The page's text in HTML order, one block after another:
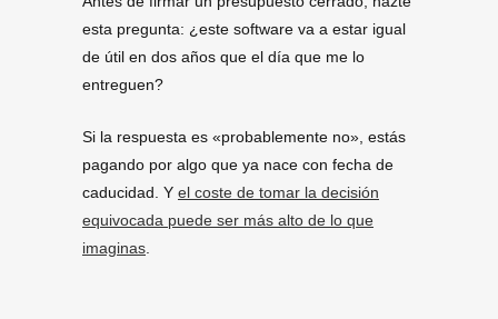
esta pregunta: ¿este software va a estar igual
de útil en dos años que el día que me lo
entreguen?
Si la respuesta es «probablemente no», estás
pagando por algo que ya nace con fecha de
caducidad. Y el coste de tomar la decisión
equivocada puede ser más alto de lo que
imaginas